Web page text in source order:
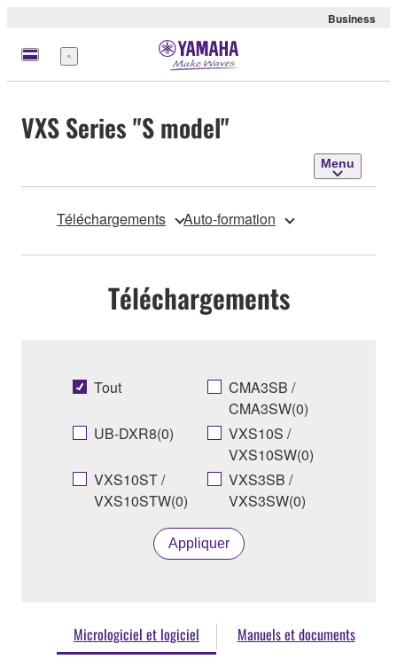
Business
Menu
VXS Series "S model"
Menu
Téléchargements Auto-formation
Téléchargements
Tout
CMA3SB /
CMA3SW(0)
UB-DXR8(0)
VXS10S /
VXS10SW(0)
VXS10ST /
VXS10STW(0)
VXS3SB /
VXS3SW(0)
Appliquer
Micrologiciel et logiciel Manuels et documents